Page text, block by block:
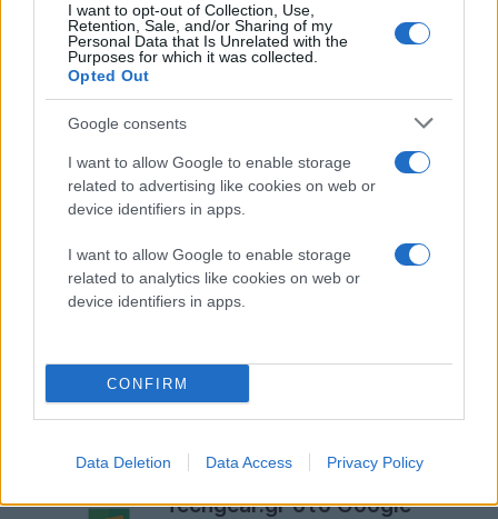
I want to opt-out of Collection, Use,
Retention, Sale, and/or Sharing of my
Personal Data that Is Unrelated with the
Purposes for which it was collected.
Opted Out
Google consents
I want to allow Google to enable storage
related to advertising like cookies on web or
device identifiers in apps.
I want to allow Google to enable storage
related to analytics like cookies on web or
device identifiers in apps.
CONFIRM
Data Deletion Data Access Privacy Policy
Επιπλέον, η εταιρία ξεκίνησε να δέχεται
προπαραγγελίεςεδώ!
Ακολουθήστε το
Techgear.gr στο Google